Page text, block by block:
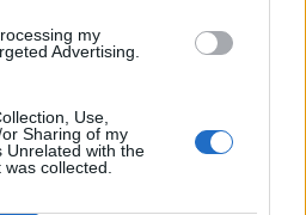
my
Advertising.
Use,
Sharing of my
Unrelated with the
collected.
άνω των 100.000